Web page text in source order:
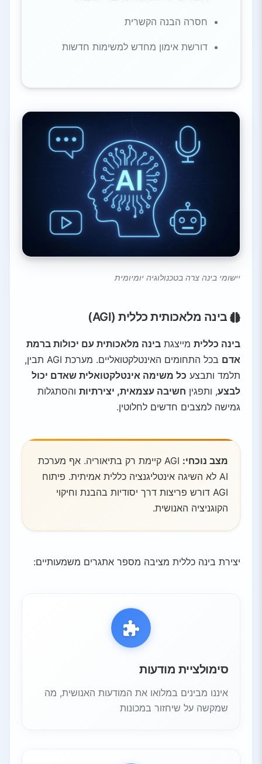
חסרה הבנה הקשרית
דורשת אימון מחדש למשימות חדשות
יישומי בינה צרה בטכנולוגיה יומיומית
בינה מלאכותית כללית (AGI)
בינה כללית מייצגת בינה מלאכותית עם יכולות ברמת
אדם
בכל התחומים האינטלקטואליים. מערכת AGI תבין,
תלמד ותבצע כל משימה אינטלקטואלית שאדם יכול
לבצע, ותפגין חשיבה עצמאית, יצירתיות והסתגלות
גמישה למצבים חדשים לחלוטין.
מצב נוכחי:
AGI קיימת רק בתיאוריה. אף מערכת
AI לא השיגה אינטליגנציה כללית אמיתית. פיתוח
AGI דורש פריצות דרך יסודיות בהבנת וחיקוי
הקוגניציה האנושית.
יצירת בינה כללית מציבה מספר אתגרים משמעותיים:
סימולציית מודעות
איננו מבינים במלואו את המודעות האנושית, מה
שמקשה על שיחזור במכונות